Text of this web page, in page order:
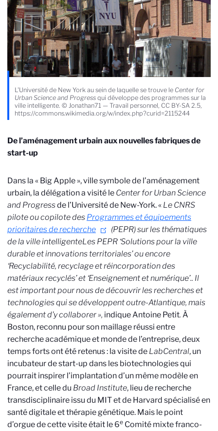
L'Université de New York au sein de laquelle se trouve le Center for
Urban Science and Progress qui développe des programmes sur la
ville intelligente. © Jonathan71 — Travail personnel, CC BY-SA 2.5,
https://commons.wikimedia.org/w/index.php?curid=2115244
De l’aménagement urbain aux nouvelles fabriques de
start-up
Dans la « Big Apple », ville symbole de l’aménagement
urbain, la délégation a visité le Center for Urban Science
and Progressde l’Université de New-York. « Le CNRS
pilote ou copilote des Programmes et équipements
prioritaires de recherche
(PEPR) sur les thématiques
de la ville intelligenteLes PEPR ‘Solutions pour la ville
durable et innovations territoriales’ ou encore
‘Recyclabilité, recyclage et réincorporation des
matériaux recyclés’ et ‘Enseignement et numérique’.. Il
est important pour nous de découvrir les recherches et
technologies qui se développent outre-Atlantique, mais
également d’y collaborer», indique Antoine Petit. À
Boston, reconnu pour son maillage réussi entre
recherche académique et monde de l’entreprise, deux
temps forts ont été retenus : la visite de LabCentral, un
incubateur de start-up dans les biotechnologies qui
pourrait inspirer l’implantation d’un même modèle en
France,et celle du Broad Institute, lieu de recherche
transdisciplinaire issu du MIT et de Harvard spécialisé en
santé digitale et thérapie génétique. Mais le point
d’orgue de cette visite était le 6e Comité mixte franco-